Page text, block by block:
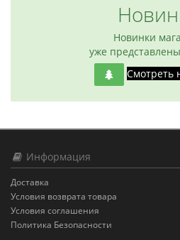
Новинки
уже
Смотреть
Информация
Доставка
Условия возврата товара
Условия соглашения
Политика Безопасности